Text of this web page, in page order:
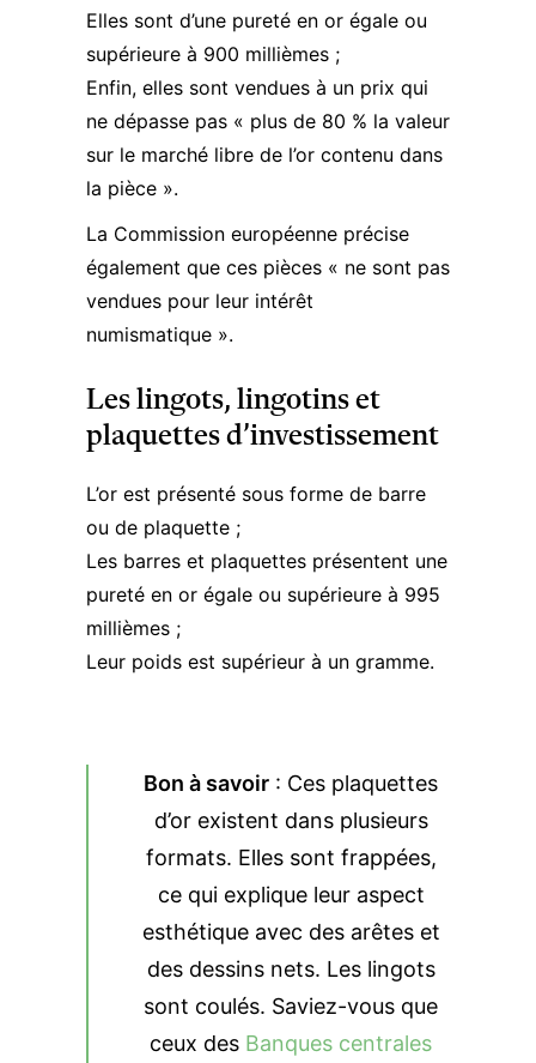
Elles sont d’une pureté en or égale ou
supérieure à 900 millièmes ;
Enfin, elles sont vendues à un prix qui
ne dépasse pas « plus de 80 % la valeur
sur le marché libre de l’or contenu dans
la pièce ».
La Commission européenne précise
également que ces pièces « ne sont pas
vendues pour leur intérêt
numismatique ».
Les lingots, lingotins et
plaquettes d’investissement
L’or est présenté sous forme de barre
ou de plaquette ;
Les barres et plaquettes présentent une
pureté en or égale ou supérieure à 995
millièmes ;
Leur poids est supérieur à un gramme.
Bon à savoir : Ces plaquettes
d’or existent dans plusieurs
formats. Elles sont frappées,
ce qui explique leur aspect
esthétique avec des arêtes et
des dessins nets. Les lingots
sont coulés. Saviez-vous que
ceux des Banques centrales